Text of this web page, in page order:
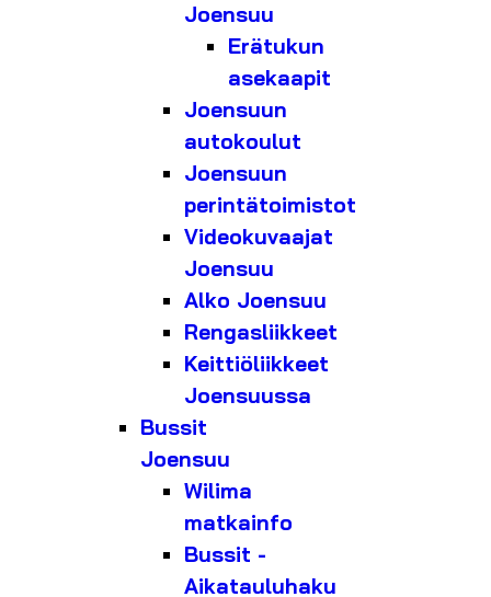
Joensuu
Erätukun
asekaapit
Joensuun
autokoulut
Joensuun
perintätoimistot
Videokuvaajat
Joensuu
Alko Joensuu
Rengasliikkeet
Keittiöliikkeet
Joensuussa
Bussit
Joensuu
Wilima
matkainfo
Bussit -
Aikatauluhaku